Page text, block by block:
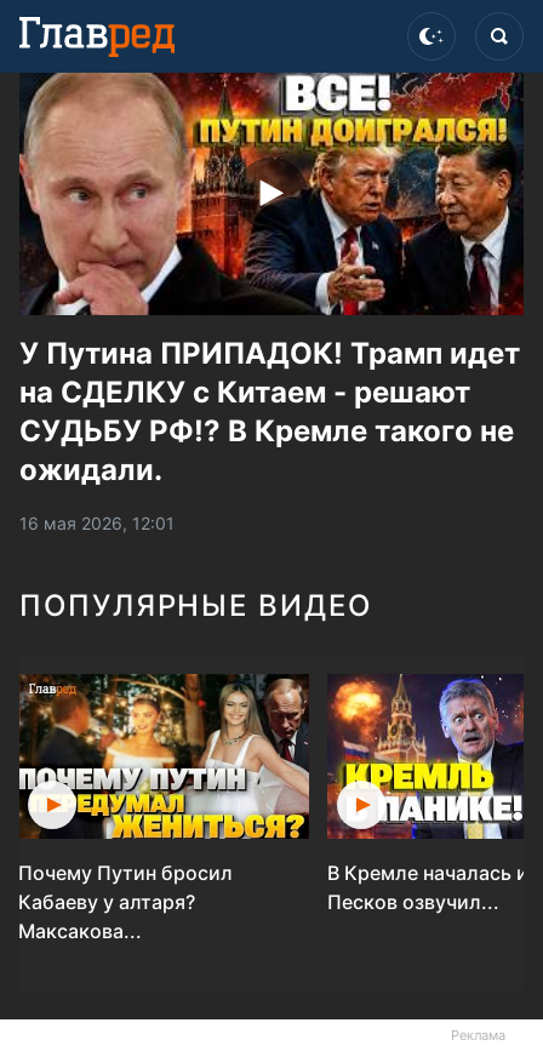
У Путина ПРИПАДОК! Трамп идет
на СДЕЛКУ с Китаем - решают
СУДЬБУ РФ!? В Кремле такого не
ожидали.
16 мая 2026, 12:01
ПОПУЛЯРНЫЕ ВИДЕО
Почему Путин бросил
Кабаеву у алтаря?
Максакова...
В Кремле началась
Песков озвучил...
Реклама